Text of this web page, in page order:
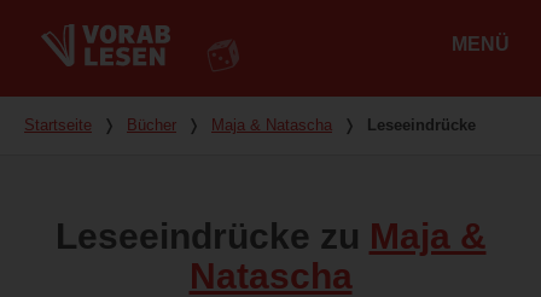
MENÜ
Du bist hier
Startseite ❭ Bücher ❭ Maja & Natascha ❭ Leseeindrücke
Leseeindrücke zu Maja &
Natascha